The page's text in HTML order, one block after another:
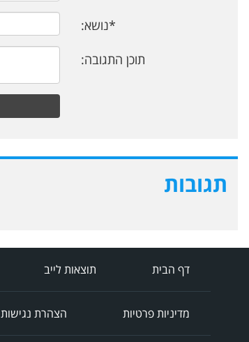
*נושא:
תוכן התגובה:
תגובות
דף הבית תוצאות לייב
מדיניות פרטיות הצהרת נגישות